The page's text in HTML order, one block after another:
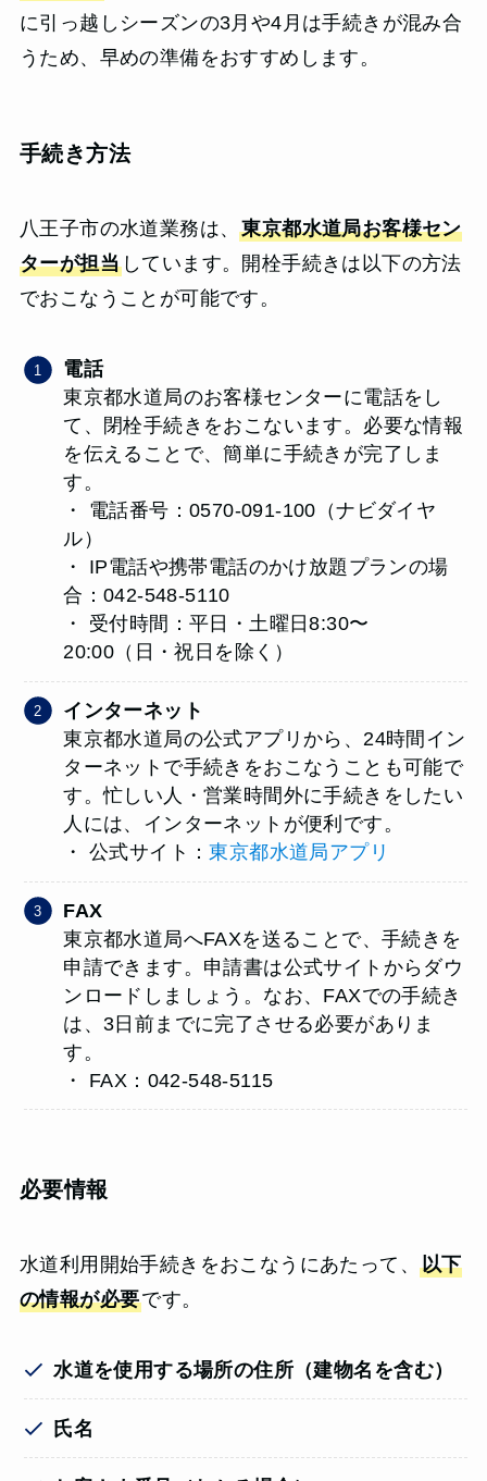
に引っ越しシーズンの3月や4月は手続きが混み合
うため、早めの準備をおすすめします。
手続き方法
八王子市の水道業務は、東京都水道局お客様セン
ターが担当しています。開栓手続きは以下の方法
でおこなうことが可能です。
電話
東京都水道局のお客様センターに電話をし
て、閉栓手続きをおこないます。必要な情報
を伝えることで、簡単に手続きが完了しま
す。
・ 電話番号：0570-091-100（ナビダイヤ
ル）
・ IP電話や携帯電話のかけ放題プランの場
合：042-548-5110
・ 受付時間：平日・土曜日8:30〜
20:00（日・祝日を除く）
インターネット
東京都水道局の公式アプリから、24時間イン
ターネットで手続きをおこなうことも可能で
す。忙しい人・営業時間外に手続きをしたい
人には、インターネットが便利です。
・ 公式サイト：東京都水道局アプリ
FAX
東京都水道局へFAXを送ることで、手続きを
申請できます。申請書は公式サイトからダウ
ンロードしましょう。なお、FAXでの手続き
は、3日前までに完了させる必要がありま
す。
・ FAX：042-548-5115
必要情報
水道利用開始手続きをおこなうにあたって、 以下
の情報が必要です。
水道を使用する場所の住所（建物名を含む）
氏名